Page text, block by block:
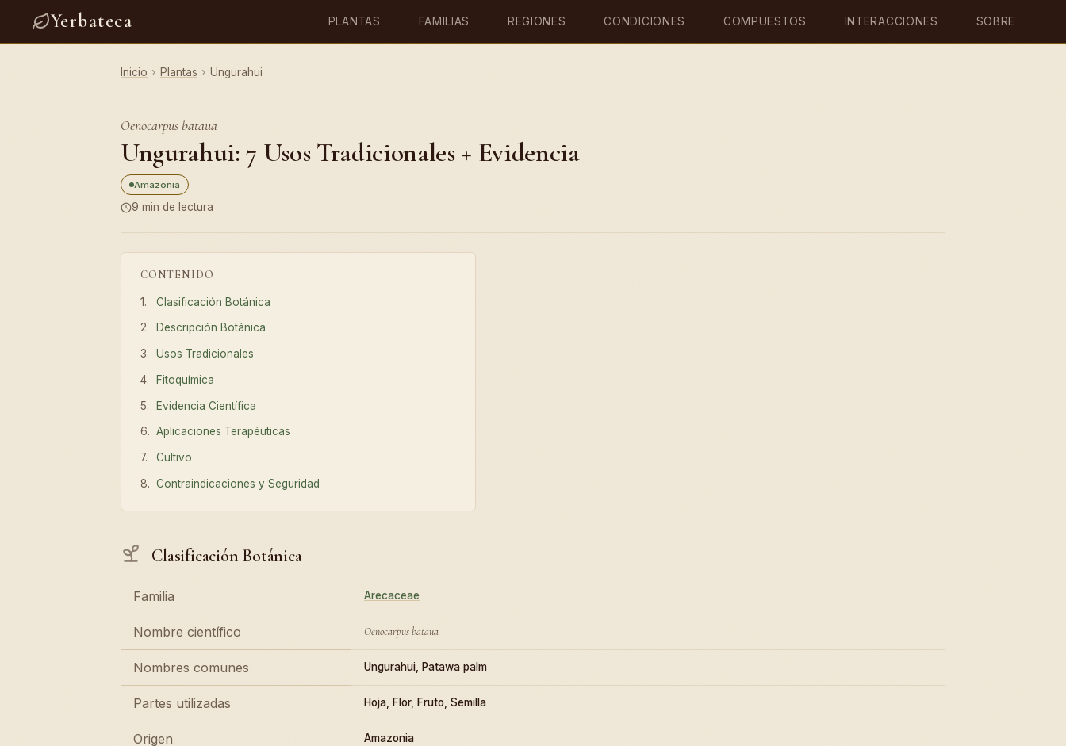
Yerbateca PLANTAS FAMILIAS REGIONES CONDICIONES COMPUESTOS INTERACCIONES SOBRE
Inicio › Plantas › Ungurahui
Oenocarpus bataua
Ungurahui: 7 Usos Tradicionales + Evidencia
Amazonia
9 min de lectura
CONTENIDO
Clasificación Botánica
Descripción Botánica
Usos Tradicionales
Fitoquímica
Evidencia Científica
Aplicaciones Terapéuticas
Cultivo
Contraindicaciones y Seguridad
Clasificación Botánica
Familia Arecaceae
Nombre científico Oenocarpus bataua
Nombres comunes Ungurahui, Patawa palm
Partes utilizadas Hoja, Flor, Fruto, Semilla
Origen Amazonia